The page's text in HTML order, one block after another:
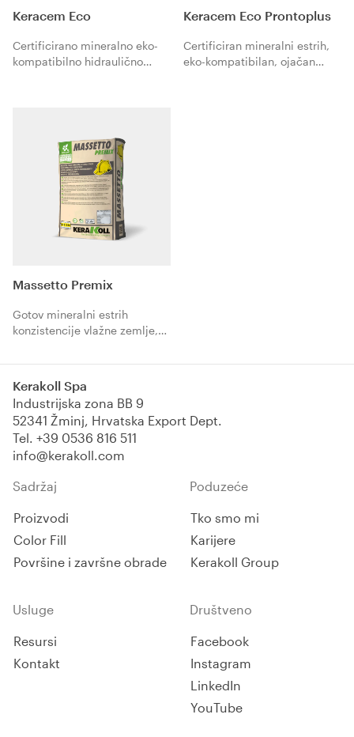
Keracem Eco
Certificirano mineralno eko-
kompatibilno hidraulično
Keracem Eco Prontoplus
Certificiran mineralni estrih,
eko-kompatibilan, ojačan
Massetto Premix
Gotov mineralni estrih
konzistencije vlažne zemlje,
vezivanja i brzog sušenja za
Kerakoll Spa
Industrijska zona BB 9
52341 Žminj, Hrvatska Export Dept.
Tel. +39 0536 816 511
info@kerakoll.com
Sadržaj
Proizvodi
Color Fill
Površine i završne obrade
Poduzeće
Tko smo mi
Karijere
Kerakoll Group
Usluge
Resursi
Kontakt
Društveno
Facebook
Instagram
LinkedIn
YouTube